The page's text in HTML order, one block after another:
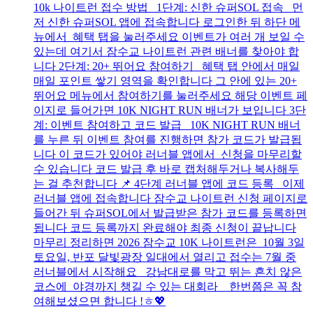
10k 나이트런 접수 방법 1단계: 신한 슈퍼SOL 접속 먼
저 신한 슈퍼SOL 앱에 접속합니다 로그인한 뒤 하단 메
뉴에서 혜택 탭을 눌러주세요 이벤트가 여러 개 보일 수
있는데 여기서 잠수교 나이트런 관련 배너를 찾아야 합
니다 2단계: 20+ 뛰어요 참여하기 혜택 탭 안에서 매일
매일 포인트 쌓기 영역을 확인합니다 그 안에 있는 20+
뛰어요 메뉴에서 참여하기를 눌러주세요 해당 이벤트 페
이지로 들어가면 10K NIGHT RUN 배너가 보입니다 3단
계: 이벤트 참여하고 코드 발급 10K NIGHT RUN 배너
를 누른 뒤 이벤트 참여를 진행하면 참가 코드가 발급됩
니다 이 코드가 있어야 러너블 앱에서 신청을 마무리할
수 있습니다 코드 발급 후 바로 캡처해두거나 복사해두
는 걸 추천합니다 📌 4단계 러너블 앱에 코드 등록 이제
러너블 앱에 접속합니다 잠수교 나이트런 신청 페이지로
들어간 뒤 슈퍼SOL에서 발급받은 참가 코드를 등록하면
됩니다 코드 등록까지 완료해야 최종 신청이 끝납니다
마무리 정리하면 2026 잠수교 10K 나이트런은 10월 3일
토요일, 반포 달빛광장 일대에서 열리고 접수는 7월 중
러너블에서 시작해요 강남대로를 막고 뛰는 흔치 않은
코스에 야경까지 챙길 수 있는 대회라 한번쯤은 꼭 참
여해보셨으면 합니다 !ㅎ💖